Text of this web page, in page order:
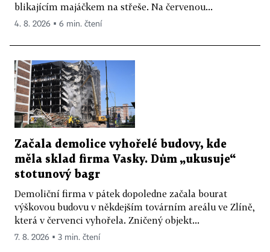
blikajícím majáčkem na střeše. Na červenou...
4. 8. 2026 ▪ 6 min. čtení
Začala demolice vyhořelé budovy, kde
měla sklad firma Vasky. Dům „ukusuje“
stotunový bagr
Demoliční firma v pátek dopoledne začala bourat
výškovou budovu v někdejším továrním areálu ve Zlíně,
která v červenci vyhořela. Zničený objekt...
7. 8. 2026 ▪ 3 min. čtení